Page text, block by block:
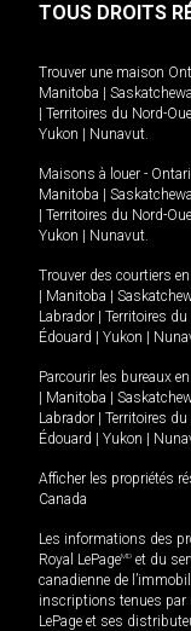
TOUS DROITS
Trouver une maison
Manitoba
Territoires du Nord-
Yukon
Nunavut.
Maisons à louer -
Manitoba
Territoires du Nord-
Yukon
Nunavut.
Trouver des courtiers en
Manitoba
Labrador
Territoires
Édouard
Yukon
Parcourir les bureaux en
Manitoba
Labrador
Territoires
Édouard
Yukon
Afficher les propriétés
Canada
Les informations des
Royal LePageMD et du
canadienne de
inscriptions tenues par
LePage et ses